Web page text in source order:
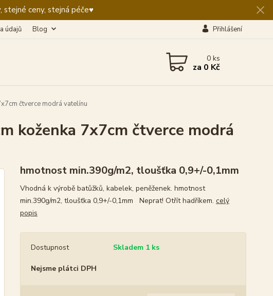
stejné ceny, stejná péče♥️
údajů Blog Přihlášení
0ks
za 0 Kč
čtverce modrá vatelínu
koženka 7x7cm čtverce modrá
hmotnost min.390g/m2, tloušťka 0,9+/-0,1mm
Vhodná k výrobě batůžků, kabelek, peněženek. hmotnost
min.390g/m2, tloušťka 0,9+/-0,1mm Neprat! Otřít hadříkem. celý
popis
Dostupnost Skladem 1 ks
Nejsme plátci DPH